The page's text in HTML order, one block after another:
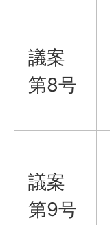
議案
第8号
議案
第9号